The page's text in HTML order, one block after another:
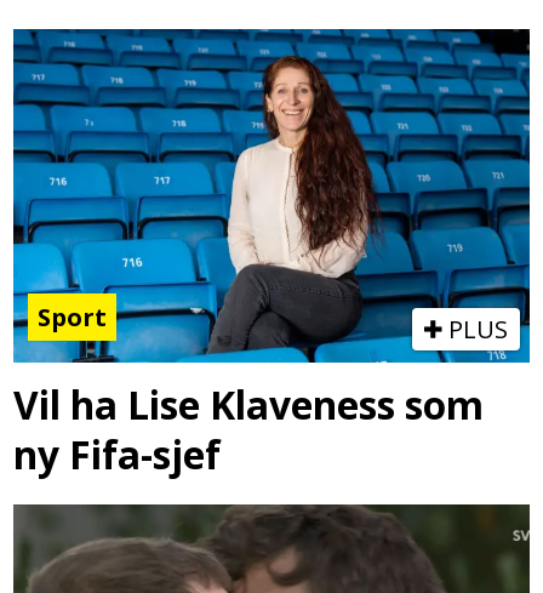
Sport PLUS
Vil ha Lise Klaveness som
ny Fifa-sjef